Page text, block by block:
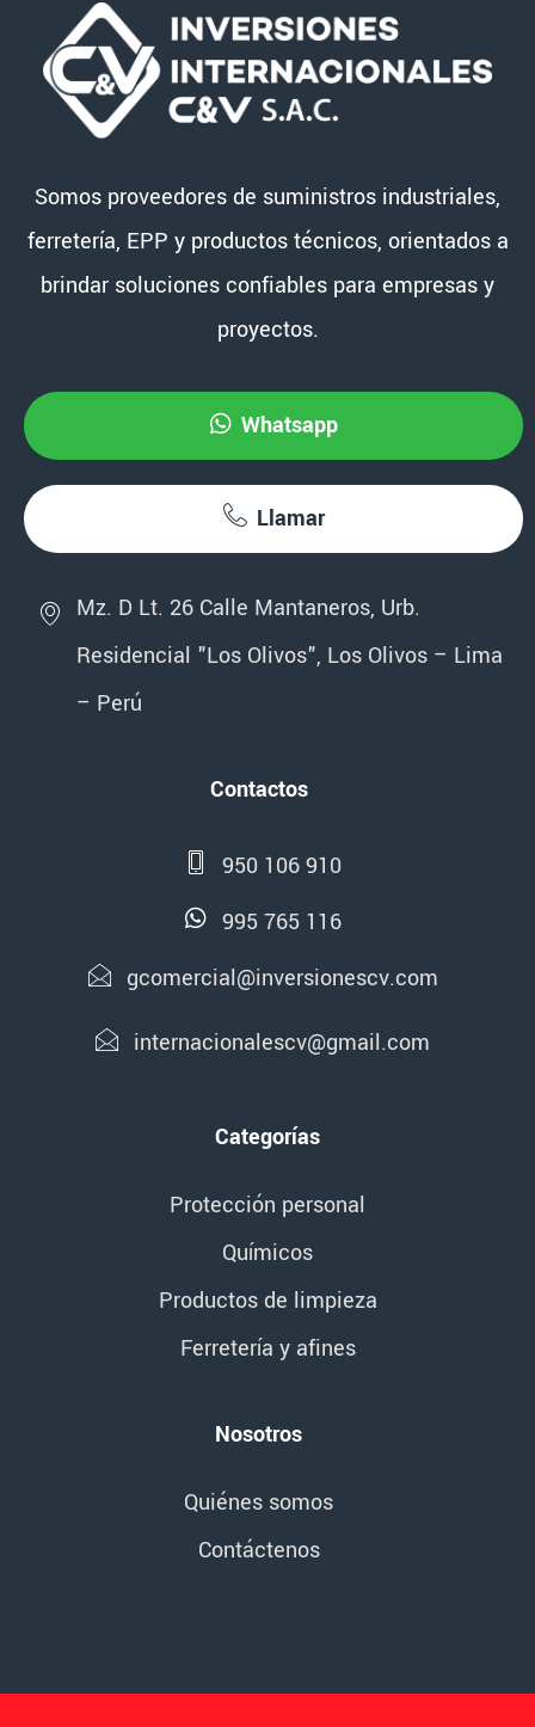
Somos proveedores de suministros industriales,
ferretería, EPP y productos técnicos, orientados a
brindar soluciones confiables para empresas y
proyectos.
Whatsapp
Llamar
Mz. D Lt. 26 Calle Mantaneros, Urb.
Residencial "Los Olivos", Los Olivos – Lima
– Perú
Contactos
950 106 910
995 765 116
gcomercial@inversionescv.com
internacionalescv@gmail.com
Categorías
Protección personal
Químicos
Productos de limpieza
Ferretería y afines
Nosotros
Quiénes somos
Contáctenos